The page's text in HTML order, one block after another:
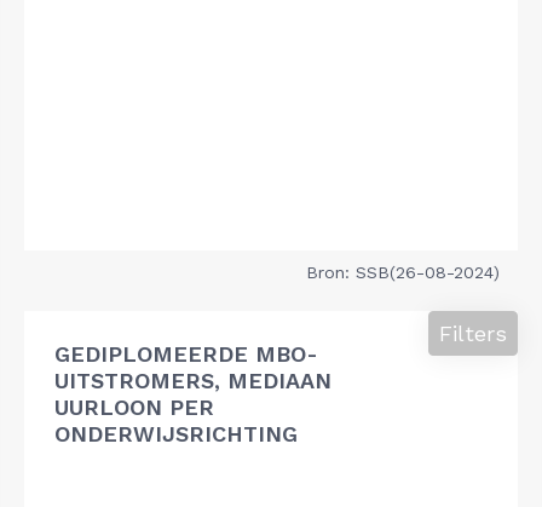
Bron: SSB(26-08-2024)
GEDIPLOMEERDE MBO-
UITSTROMERS, MEDIAAN
UURLOON PER
ONDERWIJSRICHTING
Filters